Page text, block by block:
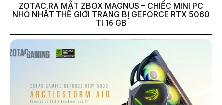
ZOTAC RA MẮT ZBOX MAGNUS – CHIẾC MINI PC
NHỎ NHẤT THẾ GIỚI TRANG BỊ GEFORCE RTX 5060
TI 16 GB